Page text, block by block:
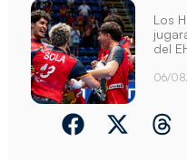
Los
del
06/